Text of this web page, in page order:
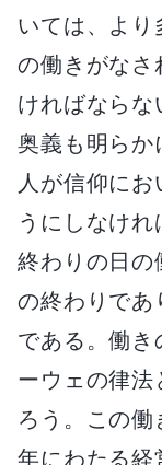
いては、より
の働きがなさ
ければなら
奥義も明らか
人が信仰に
うにしなけ
終わりの日の
の終わりであ
である。働
ーウェの律
ろう。この
年にわたる経